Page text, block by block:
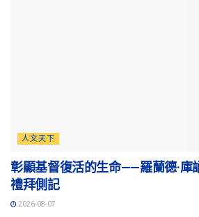
人文天下
彰顯基督復活的生命——羅蘭德·庫
禮拜側記
2026-08-07